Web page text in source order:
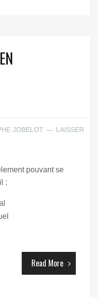
JOBELOT
LAISSER
pouvant se
:
Read More